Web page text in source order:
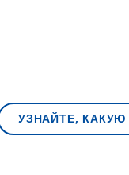
УЗНАЙТЕ,